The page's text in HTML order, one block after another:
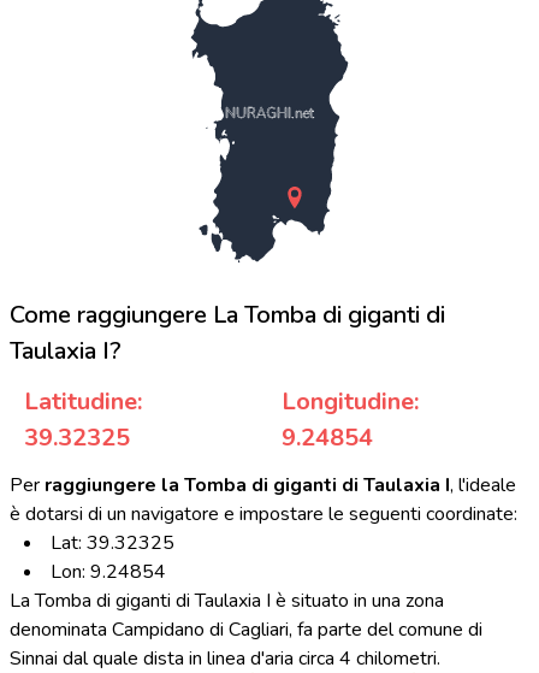
NURAGHI.net
Come raggiungere La Tomba di giganti di
Taulaxia I?
Latitudine:
39.32325
Longitudine:
9.24854
Per raggiungere la Tomba di giganti di Taulaxia I, l'ideale
è dotarsi di un navigatore e impostare le seguenti coordinate:
Lat: 39.32325
Lon: 9.24854
La Tomba di giganti di Taulaxia I è situato in una zona
denominata Campidano di Cagliari, fa parte del comune di
Sinnai dal quale dista in linea d'aria circa 4 chilometri.